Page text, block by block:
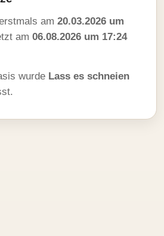
am 20.03.2026 um
am 06.08.2026 um 17:24
wurde Lass es schneien